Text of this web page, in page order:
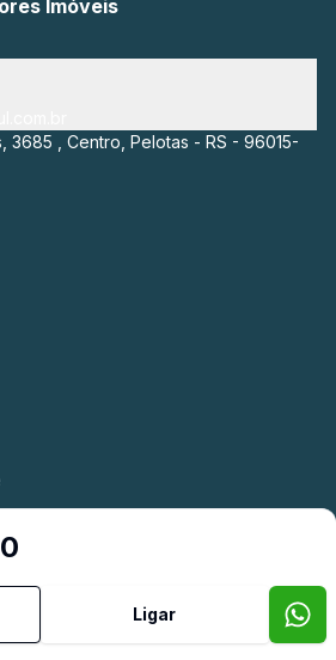
Ligar
Imóveis
3685 , Centro, Pelotas - RS - 96015-
Selo de Tecnologia Loft